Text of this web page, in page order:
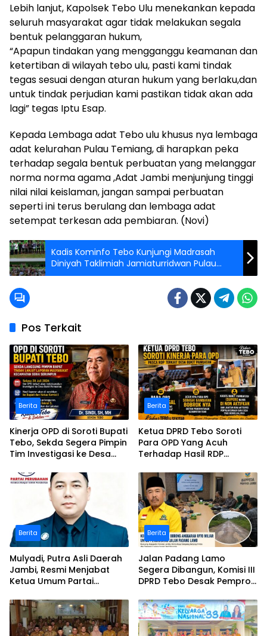
Lebih lanjut, Kapolsek Tebo Ulu menekankan kepada
seluruh masyarakat agar tidak melakukan segala
bentuk pelanggaran hukum,
“Apapun tindakan yang mengganggu keamanan dan
ketertiban di wilayah tebo ulu, pasti kami tindak
tegas sesuai dengan aturan hukum yang berlaku,dan
untuk tindak perjudian kami pastikan tidak akan ada
lagi” tegas Iptu Esap.
Kepada Lembaga adat Tebo ulu khusus nya lembaga
adat kelurahan Pulau Temiang, di harapkan peka
terhadap segala bentuk perbuatan yang melanggar
norma norma agama ,Adat Jambi menjunjung tinggi
nilai nilai keislaman, jangan sampai perbuatan
seperti ini terus berulang dan lembaga adat
setempat terkesan ada pembiaran. (Novi)
Kadis Kominfo Tebo Kunjungi Madrasah
Diniyah Taklimiah Jamiaturridwan Pulau
Temiang
Pos Terkait
Berita
Kinerja OPD di Soroti Bupati
Tebo, Sekda Segera Pimpin
Tim Investigasi ke Desa
serumpun
Berita
Ketua DPRD Tebo Soroti
Para OPD Yang Acuh
Terhadap Hasil RDP
Pamuatan
Berita
Mulyadi, Putra Asli Daerah
Jambi, Resmi Menjabat
Ketua Umum Partai
Perwakilan ASEAN Partai
Perubahan di Malaysia
Berita
Jalan Padang Lamo
Segera Dibangun, Komisi III
DPRD Tebo Desak Pemprov
Anggaran Rp70 Miliar